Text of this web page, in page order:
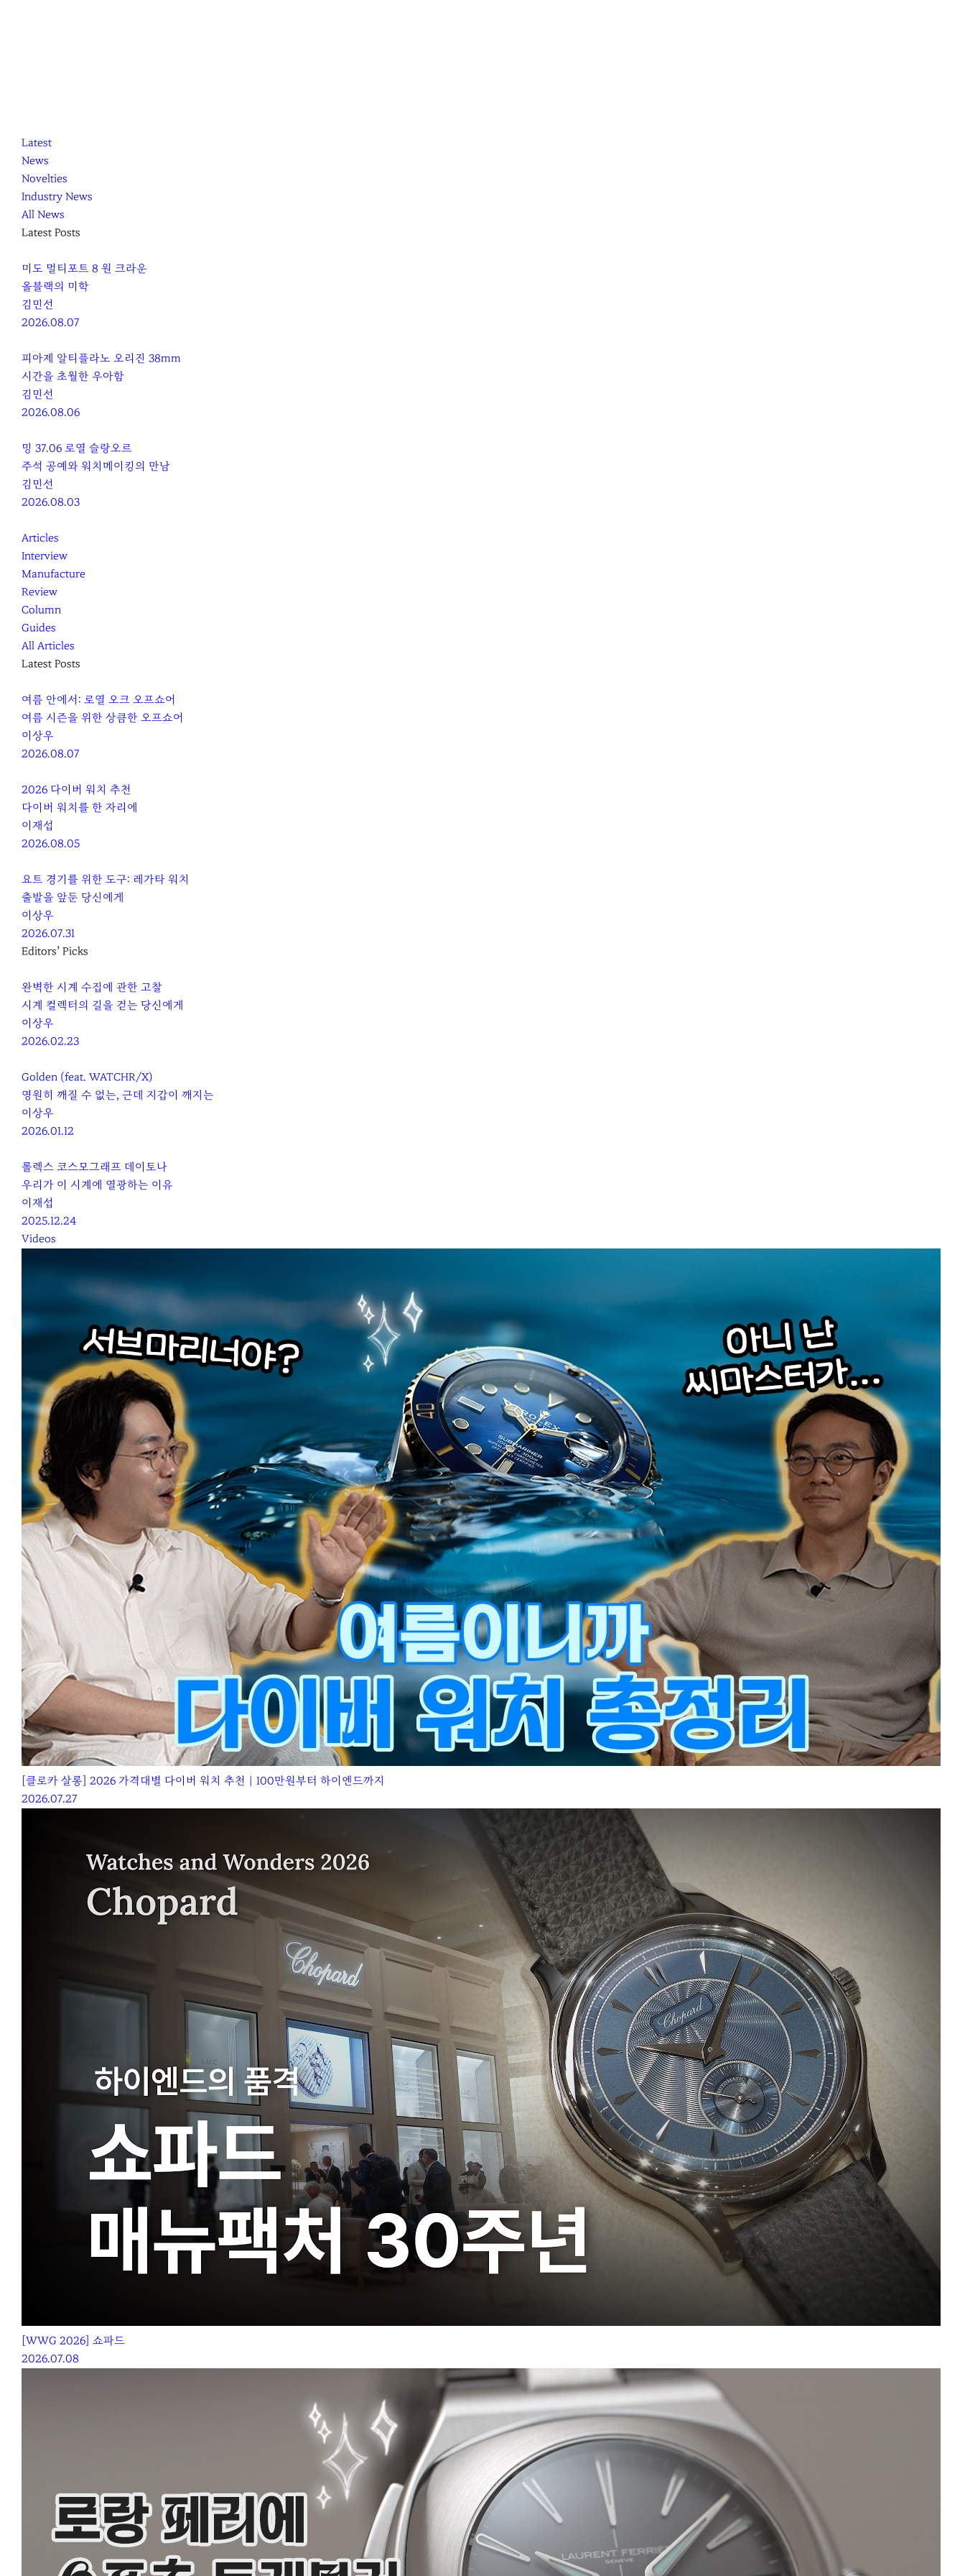
K
L
O
C
C
A
닫
기
K
L
O
C
C
A
Latest
News
Novelties
Industry News
All News
Latest Posts
미도 멀티포트 8 원 크라운
올블랙의 미학
김민선
2026.08.07
피아제 알티플라노 오리진 38mm
시간을 초월한 우아함
김민선
2026.08.06
밍 37.06 로열 슬랑오르
주석 공예와 워치메이킹의 만남
김민선
2026.08.03
Articles
Interview
Manufacture
Review
Column
Guides
All Articles
Latest Posts
여름 안에서: 로열 오크 오프쇼어
여름 시즌을 위한 상큼한 오프쇼어
이상우
2026.08.07
2026 다이버 워치 추천
다이버 워치를 한 자리에
이재섭
2026.08.05
요트 경기를 위한 도구: 레가타 워치
출발을 앞둔 당신에게
이상우
2026.07.31
Editors’ Picks
완벽한 시계 수집에 관한 고찰
시계 컬렉터의 길을 걷는 당신에게
이상우
2026.02.23
Golden (feat. WATCHR/X)
영원히 깨질 수 없는, 근데 지갑이 깨지는
이상우
2026.01.12
롤렉스 코스모그래프 데이토나
우리가 이 시계에 열광하는 이유
이재섭
2025.12.24
Videos
[클로카 살롱] 2026 가격대별 다이버 워치 추천｜100만원부터 하이엔드까지
2026.07.27
[WWG 2026] 쇼파드
2026.07.08